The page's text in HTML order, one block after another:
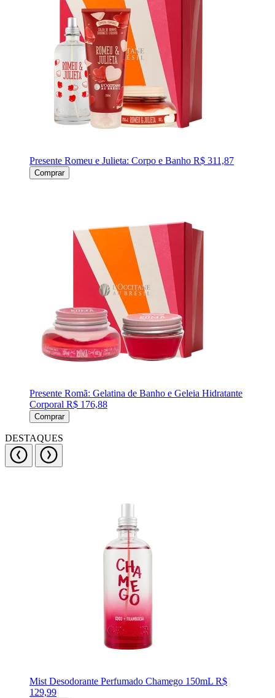
Presente Romeu e Julieta: Corpo e Banho R$ 311,87
Comprar
Presente Romã: Gelatina de Banho e Geleia Hidratante
Corporal R$ 176,88
Comprar
DESTAQUES
Mist Desodorante Perfumado Chamego 150mL R$
129,99